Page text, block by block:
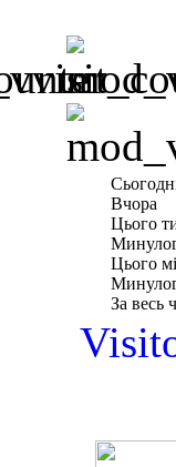
Вчора
Цього
Цього
За весь